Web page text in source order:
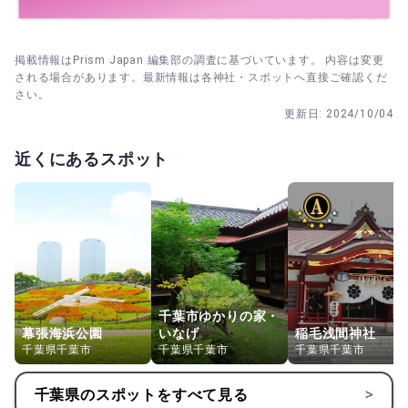
掲載情報はPrism Japan 編集部の調査に基づいています。 内容は変更
される場合があります。最新情報は各神社・スポットへ直接ご確認くだ
さい。
更新日: 2024/10/04
近くにあるスポット
幕張海浜公園
千葉県千葉市
千葉市ゆかりの家・
いなげ
千葉県千葉市
稲毛浅間神社
千葉県千葉市
千葉県のスポットをすべて見る >